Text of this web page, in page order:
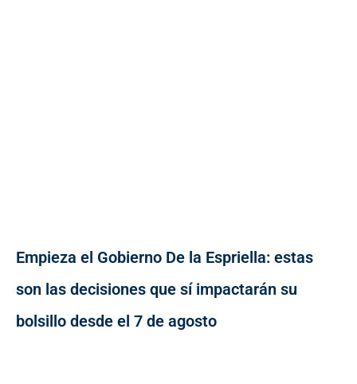
Empieza el Gobierno De la Espriella: estas
son las decisiones que sí impactarán su
bolsillo desde el 7 de agosto